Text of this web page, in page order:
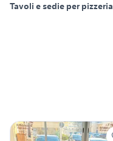
Tavoli e sedie per pizzeria